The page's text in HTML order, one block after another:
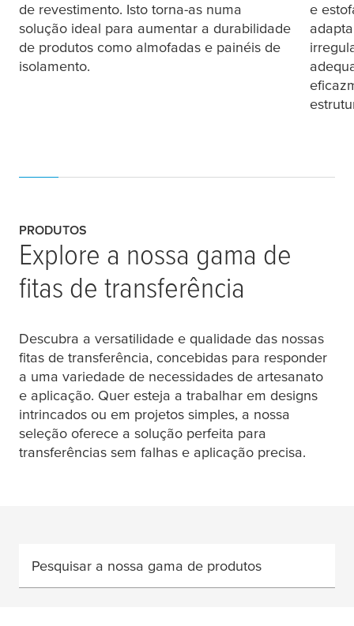
de revestimento. Isto torna-as numa
solução ideal para aumentar a durabilidade
de produtos como almofadas e painéis de
isolamento.
e
PRODUTOS
Explore a nossa gama de
fitas de transferência
Descubra a versatilidade e qualidade das nossas
fitas de transferência, concebidas para responder
a uma variedade de necessidades de artesanato
e aplicação. Quer esteja a trabalhar em designs
intrincados ou em projetos simples, a nossa
seleção oferece a solução perfeita para
transferências sem falhas e aplicação precisa.
Pesquisar a nossa gama de produtos